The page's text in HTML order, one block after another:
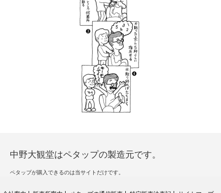
中野大観堂はペタップの製造元です。
ペタップが購入できるのは当サイトだけです。